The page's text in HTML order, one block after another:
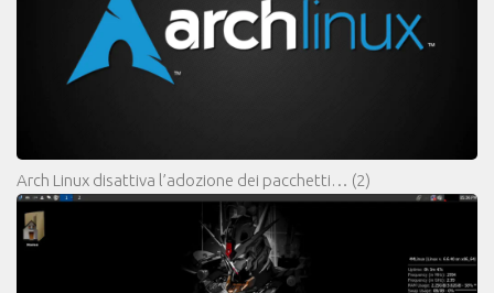
Arch Linux disattiva l’adozione dei pacchetti… (2)